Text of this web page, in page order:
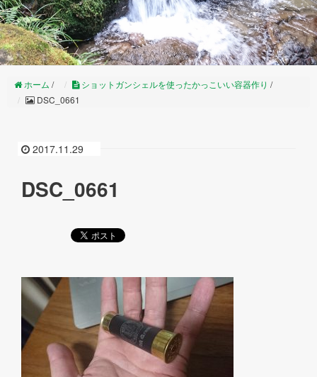
ホーム / ショットガンシェルを使ったかっこいい容器作り /
DSC_0661
2017.11.29
DSC_0661